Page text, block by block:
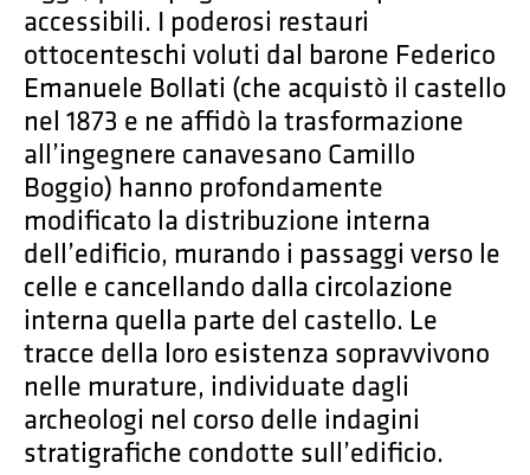
accessibili. I poderosi restauri
ottocenteschi voluti dal barone Federico
Emanuele Bollati (che acquistò il castello
nel 1873 e ne affidò la trasformazione
all’ingegnere canavesano Camillo
Boggio) hanno profondamente
modificato la distribuzione interna
dell’edificio, murando i passaggi verso le
celle e cancellando dalla circolazione
interna quella parte del castello. Le
tracce della loro esistenza sopravvivono
nelle murature, individuate dagli
archeologi nel corso delle indagini
stratigrafiche condotte sull’edificio.